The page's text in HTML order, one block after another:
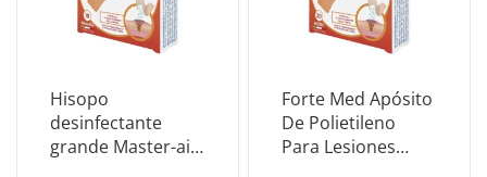
Hisopo
desinfectante
grande Master-aid
Forte Med Apósito
De Polietileno
Para Lesiones